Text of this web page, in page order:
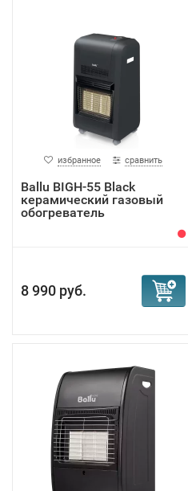
избранное сравнить
Ballu BIGH-55 Black
керамический газовый
обогреватель
8 990 руб.